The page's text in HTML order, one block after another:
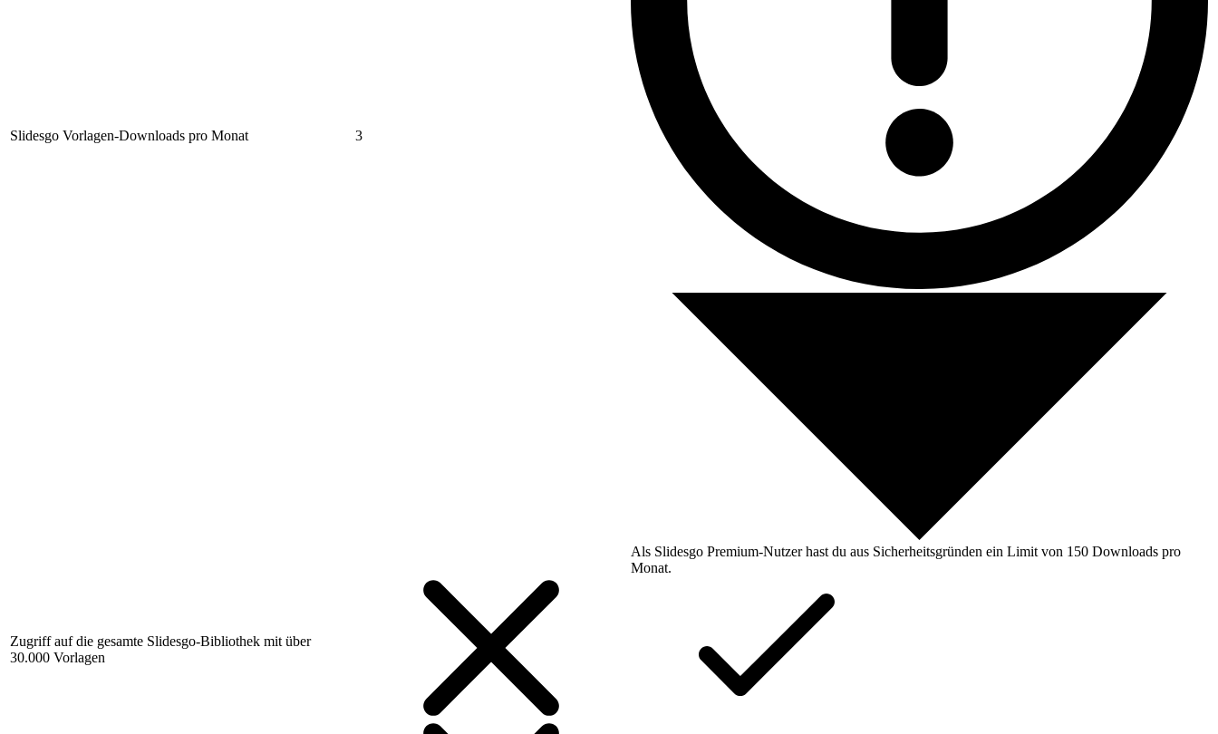
Slidesgo Vorlagen-Downloads pro Monat 3
Als Slidesgo Premium-Nutzer hast du aus Sicherheitsgründen ein Limit von 150 Downloads pro
Monat.
Zugriff auf die gesamte Slidesgo-Bibliothek mit über
30.000 Vorlagen